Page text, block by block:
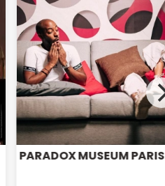
PARADOX MUSEUM PARIS